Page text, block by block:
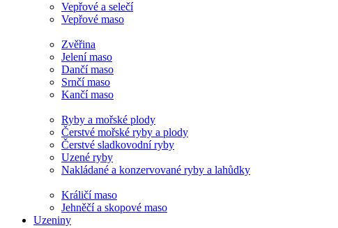
Vepřové a selečí
Vepřové maso
Zvěřina
Jelení maso
Dančí maso
Srnčí maso
Kančí maso
Ryby a mořské plody
Čerstvé mořské ryby a plody
Čerstvé sladkovodní ryby
Uzené ryby
Nakládané a konzervované ryby a lahůdky
Králičí maso
Jehněčí a skopové maso
Uzeniny